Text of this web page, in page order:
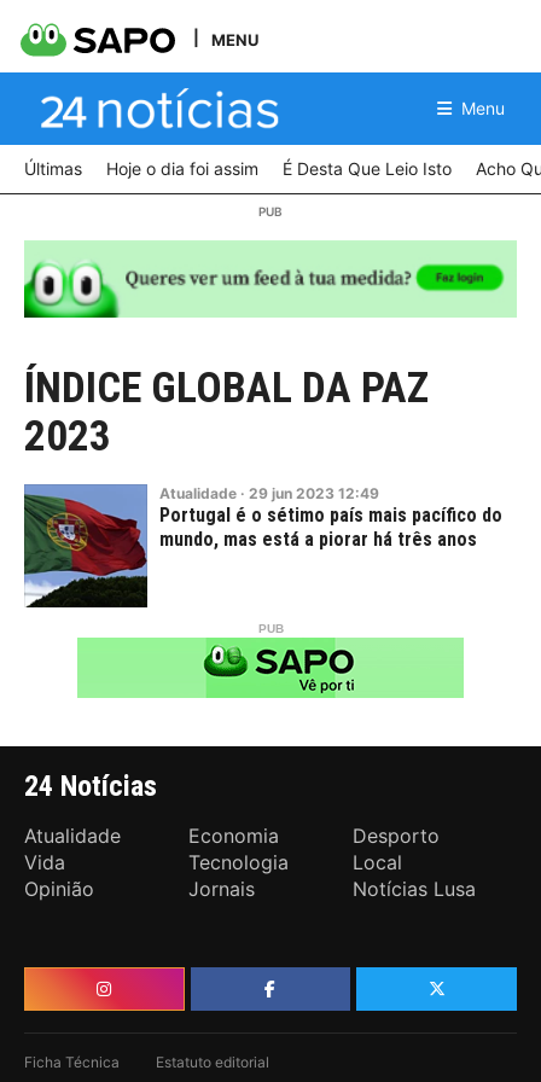
MENU
Menu
Últimas Hoje o dia foi assim É Desta Que Leio Isto Acho
ÍNDICE GLOBAL DA PAZ
2023
Atualidade · 29 jun 2023 12:49
Portugal é o sétimo país mais pacífico do
mundo, mas está a piorar há três anos
24 Notícias
Atualidade Economia
Desporto
Vida
Tecnologia
Local
Opinião
Jornais Notícias Lusa
Ficha Técnica Estatuto editorial